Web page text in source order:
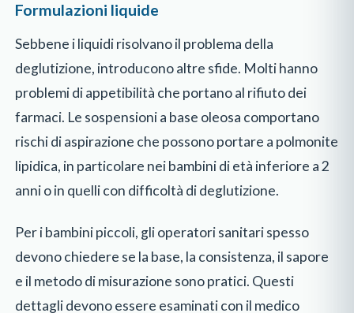
Formulazioni liquide
Sebbene i liquidi risolvano il problema della
deglutizione, introducono altre sfide. Molti hanno
problemi di appetibilità che portano al rifiuto dei
farmaci. Le sospensioni a base oleosa comportano
rischi di aspirazione che possono portare a polmonite
lipidica, in particolare nei bambini di età inferiore a 2
anni o in quelli con difficoltà di deglutizione.
Per i bambini piccoli, gli operatori sanitari spesso
devono chiedere se la base, la consistenza, il sapore
e il metodo di misurazione sono pratici. Questi
dettagli devono essere esaminati con il medico